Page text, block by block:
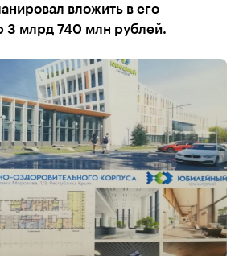
вложить в его
3 млрд 740 млн рублей.